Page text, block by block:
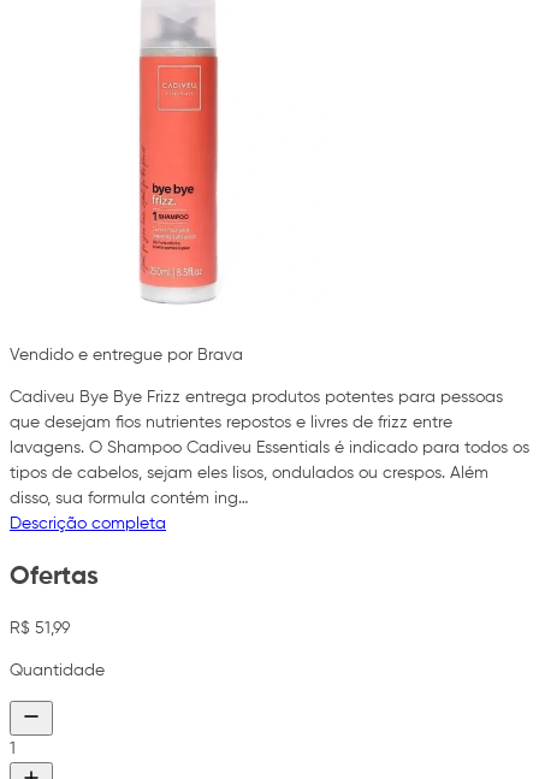
Vendido e entregue por Brava
Cadiveu Bye Bye Frizz entrega produtos potentes para pessoas
que desejam fios nutrientes repostos e livres de frizz entre
lavagens. O Shampoo Cadiveu Essentials é indicado para todos os
tipos de cabelos, sejam eles lisos, ondulados ou crespos. Além
disso, sua formula contém ing…
Descrição completa
Ofertas
R$ 51,99
Quantidade
1